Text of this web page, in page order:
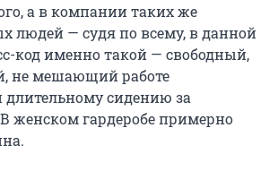
а в компании таких же
людей — судя по всему, в данной
код именно такой — свободный,
не мешающий работе
сидению за
женском гардеробе примерно